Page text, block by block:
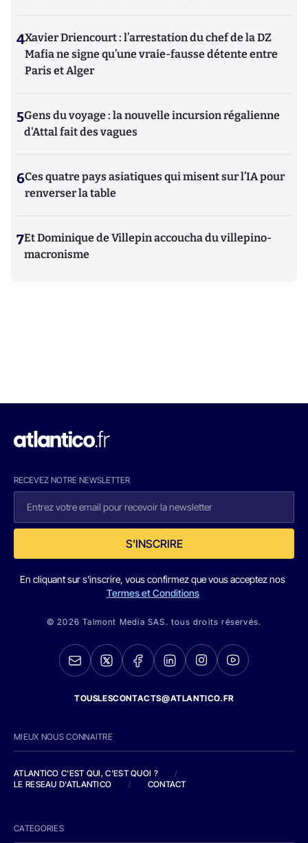
4Xavier Driencourt : l’arrestation du chef de la DZ
Mafia ne signe qu’une vraie-fausse détente entre
Paris et Alger
5Gens du voyage : la nouvelle incursion régalienne
d'Attal fait des vagues
6Ces quatre pays asiatiques qui misent sur l’IA pour
renverser la table
7Et Dominique de Villepin accoucha du villepino-
macronisme
RECEVEZ NOTRE NEWSLETTER
S'INSCRIRE
En cliquant sur s'inscrire, vous confirmez que vous acceptez nos
Termes et Conditions
© 2026 Talmont Media SAS. tous droits réservés.
TOUSLESCONTACTS@ATLANTICO.FR
MIEUX NOUS CONNAITRE
ATLANTICO C'EST QUI, C'EST QUOI ?
/
LE RESEAU D'ATLANTICO
/ CONTACT
CATEGORIES